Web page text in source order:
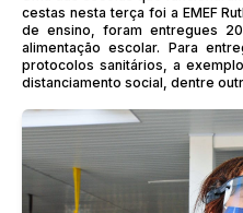
cestas nesta terça foi a EMEF
de ensino, foram entregues
alimentação escolar. Para
protocolos sanitários, a
distanciamento social, dentre